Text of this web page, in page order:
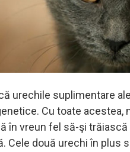
urechile suplimentare
Cu toate acestea,
în vreun fel să-şi
Cele două urechi în plus